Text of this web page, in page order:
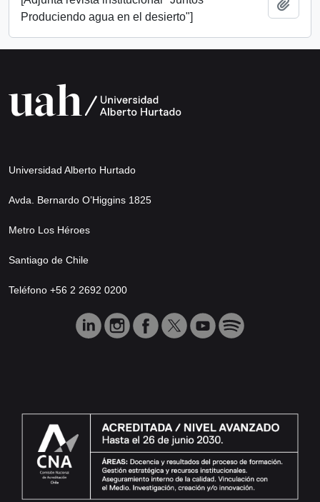
Produciendo agua en el desierto"]
Universidad Alberto Hurtado
Avda. Bernardo O’Higgins 1825
Metro Los Héroes
Santiago de Chile
Teléfono +56 2 2692 0200